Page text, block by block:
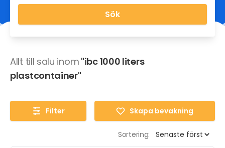
Sök
Allt till salu inom "ibc 1000 liters
plastcontainer"
Filter Skapa bevakning
Sortering: